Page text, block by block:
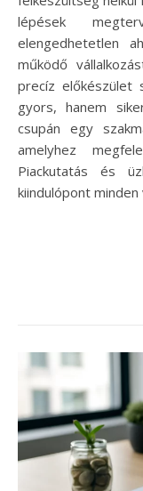
lépések
elengedhetetlen
működő
precíz előkészület
gyors, hanem
csupán egy
amelyhez
Piackutatás és
kiindulópont